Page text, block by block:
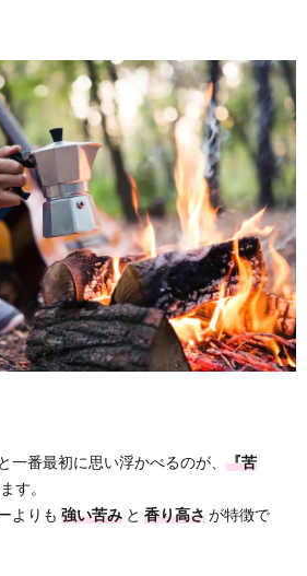
一番最初に思い浮かべるのが、 『苦
す。
よりも 強い苦み と 香り高さが特徴で